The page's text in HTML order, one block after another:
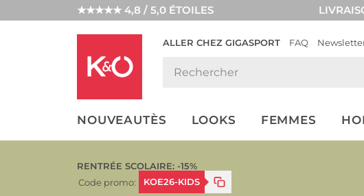
★★★★★ 4,8 / 5,0 ÉTOILES
ALLER CHEZ GIGASPORT FAQ
NOUVEAUTÈS LOOKS FEMMES
LOOKS
WEDDING
RENTRÉE SCOLAIRE: -15%
Code promo:
KOE26-KIDS